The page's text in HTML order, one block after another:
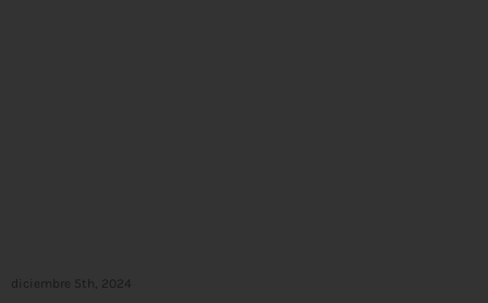
diciembre 5th, 2024